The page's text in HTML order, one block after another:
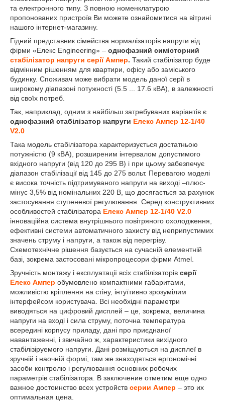
та електронного типу. З повною номенклатурою
пропонованих пристроїв Ви можете ознайомитися на вітрині
нашого інтернет-магазину.
Гідний представник сімейства нормалізаторів напруги від
фірми «Елекс Engineering» – однофазний симісторний
стабілізатор напруги серії Ампер. Такий стабілізатор буде
відмінним рішенням для квартири, офісу або заміського
будинку. Споживач може вибрати модель даної серії в
широкому діапазоні потужності (5.5 ... 17.6 кВА), в залежності
від своїх потреб.
Так, наприклад, одним з найбільш затребуваних варіантів є
однофазний стабілізатор напруги Елекс Ампер 12-1/40
V2.0
Така модель стабілізатора характеризується достатньою
потужністю (9 кВА), розширеним інтервалом допустимого
вхідного напруги (від 120 до 295 В) і при цьому забезпечує
діапазон стабілізації від 145 до 275 вольт. Перевагою моделі
є висока точність підтримуваного напруги на виході –плюс-
мінус 3,5% від номінальних 220 В, що досягається за рахунок
застосування ступеневої регулювання. Серед конструктивних
особливостей стабілізатора Елекс Ампер 12-1/40 V2.0
інноваційна система внутрішнього повітряного охолодження,
ефективні системи автоматичного захисту від неприпустимих
значень струму і напруги, а також від перегріву.
Схемотехнічне рішення базується на сучасній елементній
базі, зокрема застосовані мікропроцесори фірми Atmel.
Зручність монтажу і експлуатації всіх стабілізаторів серії
Елекс Ампер обумовлено компактними габаритами,
можливістю кріплення на стіну, інтуїтивно зрозумілим
інтерфейсом користувача. Всі необхідні параметри
виводяться на цифровий дисплей – це, зокрема, величина
напруги на вході і сила струму, поточна температура
всередині корпусу приладу, дані про приєднаної
навантаженні, і звичайно ж, характеристики вихідного
стабілізіруемого напруги. Дані розміщуються на дисплеї в
зручній і наочній формі, там же знаходяться ергономічні
засоби контролю і регулювання основних робочих
параметрів стабілізатора. В заключение отметим еще одно
важное достоинство всех устройств серии Ампер – это их
оптимальная цена.